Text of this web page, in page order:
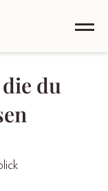
du